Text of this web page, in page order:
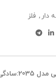
دار , فلز
در یک جا